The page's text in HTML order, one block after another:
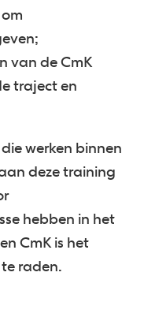
van de CmK
traject en
werken binnen
deze training
hebben in het
CmK is het
raden.